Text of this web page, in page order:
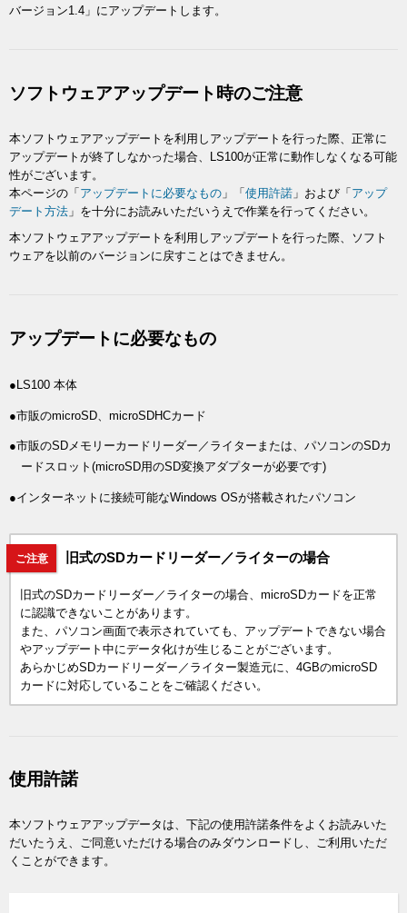
バージョン1.4」にアップデートします。
ソフトウェアアップデート時のご注意
本ソフトウェアアップデートを利用しアップデートを行った際、正常に
アップデートが終了しなかった場合、LS100が正常に動作しなくなる可能
性がございます。
本ページの「アップデートに必要なもの 」「使用許諾 」および「アップ
デート方法 」を十分にお読みいただいうえで作業を行ってください。
本ソフトウェアアップデートを利用しアップデートを行った際、ソフト
ウェアを以前のバージョンに戻すことはできません。
アップデートに必要なもの
●LS100 本体
●市販のmicroSD、microSDHCカード
●市販のSDメモリーカードリーダー／ライターまたは、パソコンのSDカ
ードスロット(microSD用のSD変換アダプターが必要です)
●インターネットに接続可能なWindows OSが搭載されたパソコン
ご注意 旧式のSDカードリーダー／ライターの場合
旧式のSDカードリーダー／ライターの場合、microSDカードを正常
に認識できないことがあります。
また、パソコン画面で表示されていても、アップデートできない場合
やアップデート中にデータ化けが生じることがございます。
あらかじめSDカードリーダー／ライター製造元に、4GBのmicroSD
カードに対応していることをご確認ください。
使用許諾
本ソフトウェアアップデータは、下記の使用許諾条件をよくお読みいた
だいたうえ、ご同意いただける場合のみダウンロードし、ご利用いただ
くことができます。